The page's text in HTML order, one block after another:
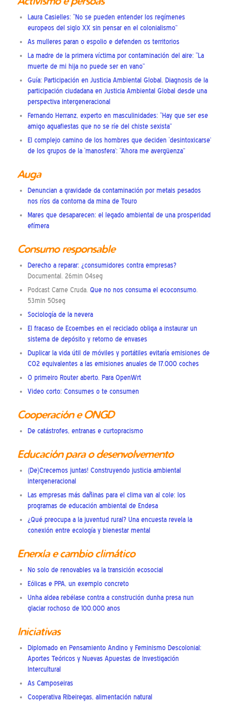
Laura Casielles: “No se pueden entender los regímenes
europeos del siglo XX sin pensar en el colonialismo”
As mulleres paran o espolio e defenden os territorios
La madre de la primera víctima por contaminación del aire: “La
muerte de mi hija no puede ser en vano”
Guía: Participación en Justicia Ambiental Global. Diagnosis de la
participación ciudadana en Justicia Ambiental Global desde una
perspectiva intergeneracional
Fernando Herranz, experto en masculinidades: “Hay que ser ese
amigo aguafiestas que no se ríe del chiste sexista”
El complejo camino de los hombres que deciden ‘desintoxicarse’
de los grupos de la ‘manosfera’: “Ahora me avergüenza”
Auga
Denuncian a gravidade da contaminación por metais pesados
nos ríos da contorna da mina de Touro
Mares que desaparecen: el legado ambiental de una prosperidad
efímera
Consumo responsable
Derecho a reparar: ¿consumidores contra empresas?
Documental. 26min 04seg
Podcast Carne Cruda. Que no nos consuma el ecoconsumo.
53min 50seg
Sociología de la nevera
El fracaso de Ecoembes en el reciclado obliga a instaurar un
sistema de depósito y retorno de envases
Duplicar la vida útil de móviles y portátiles evitaría emisiones de
CO2 equivalentes a las emisiones anuales de 17.000 coches
O primeiro Router aberto. Para OpenWrt
Video corto: Consumes o te consumen
Cooperación e ONGD
De catástrofes, entranas e curtopracismo
Educación para o desenvolvemento
(De)Crecemos juntas! Construyendo justicia ambiental
intergeneracional
Las empresas más dañinas para el clima van al cole: los
programas de educación ambiental de Endesa
¿Qué preocupa a la juventud rural? Una encuesta revela la
conexión entre ecología y bienestar mental
Enerxía e cambio climático
No solo de renovables va la transición ecosocial
Eólicas e PPA, un exemplo concreto
Unha aldea rebélase contra a construción dunha presa nun
glaciar rochoso de 100.000 anos
Iniciativas
Diplomado en Pensamiento Andino y Feminismo Descolonial:
Aportes Teóricos y Nuevas Apuestas de Investigación
Intercultural
As Camposeiras
Cooperativa Ribeiregas, alimentación natural